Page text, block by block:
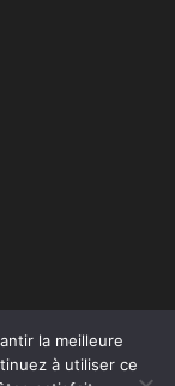
la meilleure
à utiliser ce